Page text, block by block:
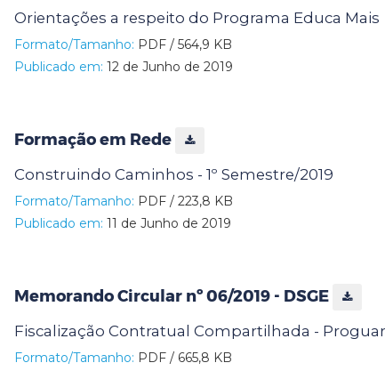
Orientações a respeito do Programa Educa Mais
Formato/Tamanho: PDF / 564,9 KB
Publicado em: 12 de Junho de 2019
Formação em Rede
Construindo Caminhos - 1º Semestre/2019
Formato/Tamanho: PDF / 223,8 KB
Publicado em: 11 de Junho de 2019
Memorando Circular nº 06/2019 - DSGE
Fiscalização Contratual Compartilhada -
Formato/Tamanho: PDF / 665,8 KB